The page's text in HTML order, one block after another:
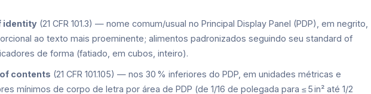
identity (21 CFR 101.3) — nome comum/usual no Principal Display Panel (PDP), em negrito,
ao texto mais proeminente; alimentos padronizados seguindo seu standard of
de forma (fatiado, em cubos, inteiro).
contents (21 CFR 101.105) — nos 30 % inferiores do PDP, em unidades métricas e
mínimos de corpo de letra por área de PDP (de 1/16 de polegada para ≤ 5 in² até 1/2